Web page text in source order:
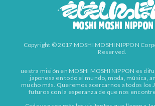
Copyright © 2017 MOSHI MOSHI NIPPON
Reserved.
uestra misión en MOSHI MOSHI NIPPON es
japonesa en todo el mundo, moda, música,
mucho más. Queremos acercarnos a todos los
futuros con la esperanza de que nos